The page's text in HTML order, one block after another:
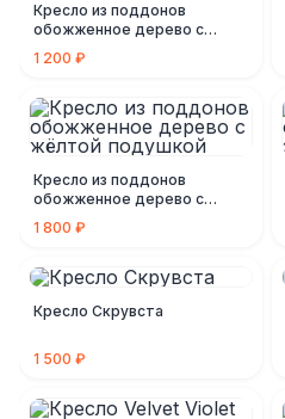
Кресло из поддонов
обожженное дерево c
синей подушкой
1 200 ₽
Кресло из поддонов
обожженное дерево c
жёлтой подушкой
1 800 ₽
Кресло Скрувста
1 500 ₽